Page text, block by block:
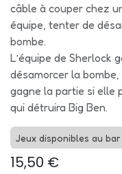
câble à couper chez
équipe, tenter de
bombe.
L’équipe de Sherlock
désamorcer la
gagne la partie si elle
qui détruira Big Ben.
Jeux disponibles au
15,50 €